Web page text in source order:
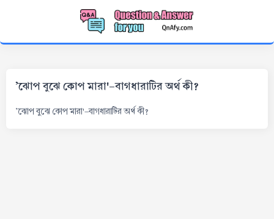
'ঝোপ বুঝে কোপ মারা'-বাগধারাটির অর্থ কী?
'ঝোপ বুঝে কোপ মারা'-বাগধারাটির অর্থ কী?